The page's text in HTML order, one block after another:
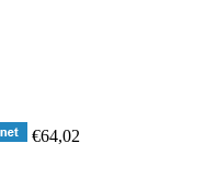
€64,02